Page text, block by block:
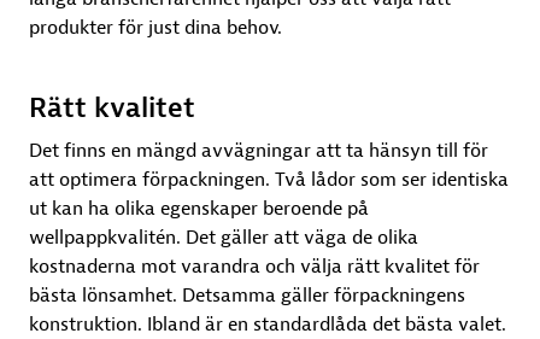
produkter för just dina behov.
Rätt kvalitet
Det finns en mängd avvägningar att ta hänsyn till för
att optimera förpackningen. Två lådor som ser identiska
ut kan ha olika egenskaper beroende på
wellpappkvalitén. Det gäller att väga de olika
kostnaderna mot varandra och välja rätt kvalitet för
bästa lönsamhet. Detsamma gäller förpackningens
konstruktion. Ibland är en standardlåda det bästa valet.